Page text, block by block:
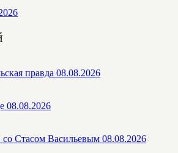
правда 08.08.2026
08.08.2026
Стасом Васильевым 08.08.2026